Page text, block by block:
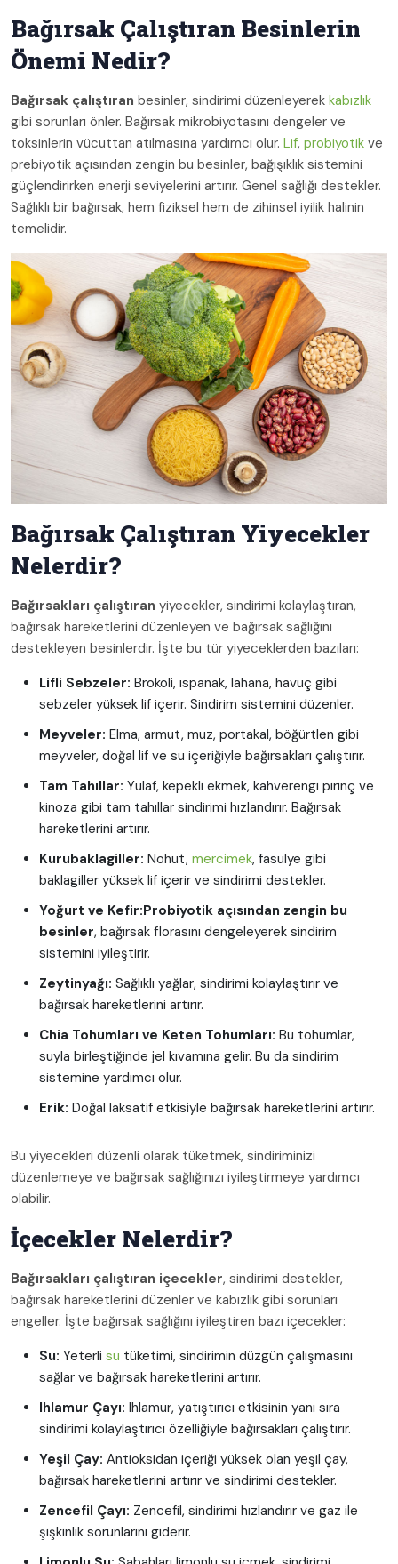
Bağırsak Çalıştıran Besinlerin
Önemi Nedir?
Bağırsak çalıştıran besinler, sindirimi düzenleyerek kabızlık
gibi sorunları önler. Bağırsak mikrobiyotasını dengeler ve
toksinlerin vücuttan atılmasına yardımcı olur. Lif, probiyotik ve
prebiyotik açısından zengin bu besinler, bağışıklık sistemini
güçlendirirken enerji seviyelerini artırır. Genel sağlığı destekler.
Sağlıklı bir bağırsak, hem fiziksel hem de zihinsel iyilik halinin
temelidir.
Bağırsak Çalıştıran Yiyecekler
Nelerdir?
Bağırsakları çalıştıran yiyecekler, sindirimi kolaylaştıran,
bağırsak hareketlerini düzenleyen ve bağırsak sağlığını
destekleyen besinlerdir. İşte bu tür yiyeceklerden bazıları:
Lifli Sebzeler: Brokoli, ıspanak, lahana, havuç gibi
sebzeler yüksek lif içerir. Sindirim sistemini düzenler.
Meyveler: Elma, armut, muz, portakal, böğürtlen gibi
meyveler, doğal lif ve su içeriğiyle bağırsakları çalıştırır.
Tam Tahıllar: Yulaf, kepekli ekmek, kahverengi pirinç ve
kinoza gibi tam tahıllar sindirimi hızlandırır. Bağırsak
hareketlerini artırır.
Kurubaklagiller: Nohut, mercimek, fasulye gibi
baklagiller yüksek lif içerir ve sindirimi destekler.
Yoğurt ve Kefir:Probiyotik açısından zengin bu
besinler, bağırsak florasını dengeleyerek sindirim
sistemini iyileştirir.
Zeytinyağı: Sağlıklı yağlar, sindirimi kolaylaştırır ve
bağırsak hareketlerini artırır.
Chia Tohumları ve Keten Tohumları: Bu tohumlar,
suyla birleştiğinde jel kıvamına gelir. Bu da sindirim
sistemine yardımcı olur.
Erik: Doğal laksatif etkisiyle bağırsak hareketlerini artırır.
Bu yiyecekleri düzenli olarak tüketmek, sindiriminizi
düzenlemeye ve bağırsak sağlığınızı iyileştirmeye yardımcı
olabilir.
İçecekler Nelerdir?
Bağırsakları çalıştıran içecekler, sindirimi destekler,
bağırsak hareketlerini düzenler ve kabızlık gibi sorunları
engeller. İşte bağırsak sağlığını iyileştiren bazı içecekler:
Su: Yeterli su tüketimi, sindirimin düzgün çalışmasını
sağlar ve bağırsak hareketlerini artırır.
Ihlamur Çayı: Ihlamur, yatıştırıcı etkisinin yanı sıra
sindirimi kolaylaştırıcı özelliğiyle bağırsakları çalıştırır.
Yeşil Çay: Antioksidan içeriği yüksek olan yeşil çay,
bağırsak hareketlerini artırır ve sindirimi destekler.
Zencefil Çayı: Zencefil, sindirimi hızlandırır ve gaz ile
şişkinlik sorunlarını giderir.